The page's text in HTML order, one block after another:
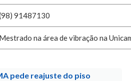
91487130
Mestrado na área de vibração na
pede reajuste do piso